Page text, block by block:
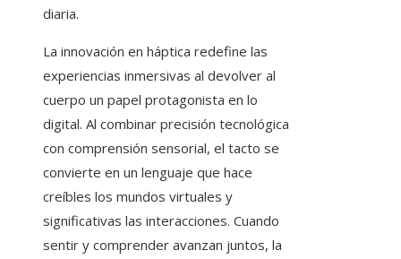
diaria.
La innovación en háptica redefine las
experiencias inmersivas al devolver al
cuerpo un papel protagonista en lo
digital. Al combinar precisión tecnológica
con comprensión sensorial, el tacto se
convierte en un lenguaje que hace
creíbles los mundos virtuales y
significativas las interacciones. Cuando
sentir y comprender avanzan juntos, la